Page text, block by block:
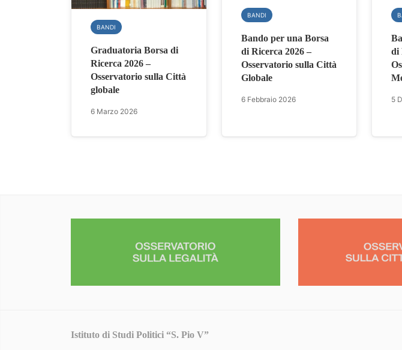
BANDI
Graduatoria Borsa di
Ricerca 2026 –
Osservatorio sulla Città
globale
6 Marzo 2026
BANDI
Bando per una Borsa
di Ricerca 2026 –
Osservatorio sulla Città
Globale
6 Febbraio 2026
di
5
Istituto di Studi Politici “S. Pio V”